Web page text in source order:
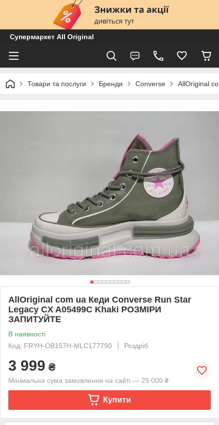
Супермаркет All Original
Товари та послуги Бренди Converse AllOriginal
AllOriginal com ua Кеди Converse Run Star
Legacy CX A05499C Khaki РОЗМІРИ
ЗАПИТУЙТЕ
В наявності
Код: FRYH-OB157H-MLC177790
Роздріб
3 999 ₴
Мінімальна сума замовлення на сайті — 25 000 ₴
Купити